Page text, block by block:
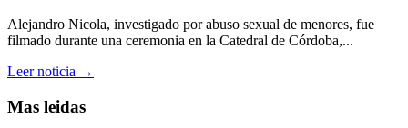
Alejandro Nicola, investigado por abuso sexual de menores, fue
filmado durante una ceremonia en la Catedral de Córdoba,...
Leer noticia →
Mas leidas